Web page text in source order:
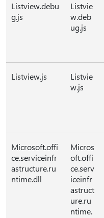
Listview.debu
g.js
Listvie
w.deb
ug.js
Listview.js
Listvie
w.js
Microsoft.offi
ce.serviceinfr
astructure.ru
ntime.dll
Micros
oft.offi
ce.serv
iceinfr
astruct
ure.ru
ntime.